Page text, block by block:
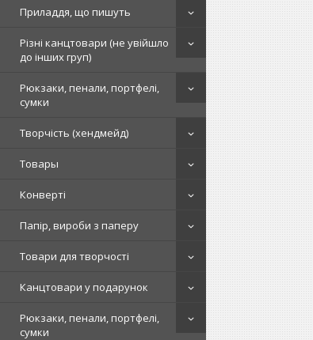
Приладдя, що пишуть
Різні канцтовари (не увійшло
до інших груп)
Рюкзаки, пенали, портфелі,
сумки
Творчість (хендмейд)
Товары
Конверті
Папір, вироби з паперу
Товари для творчості
Канцтовари у подарунок
Рюкзаки, пенали, портфелі,
сумки